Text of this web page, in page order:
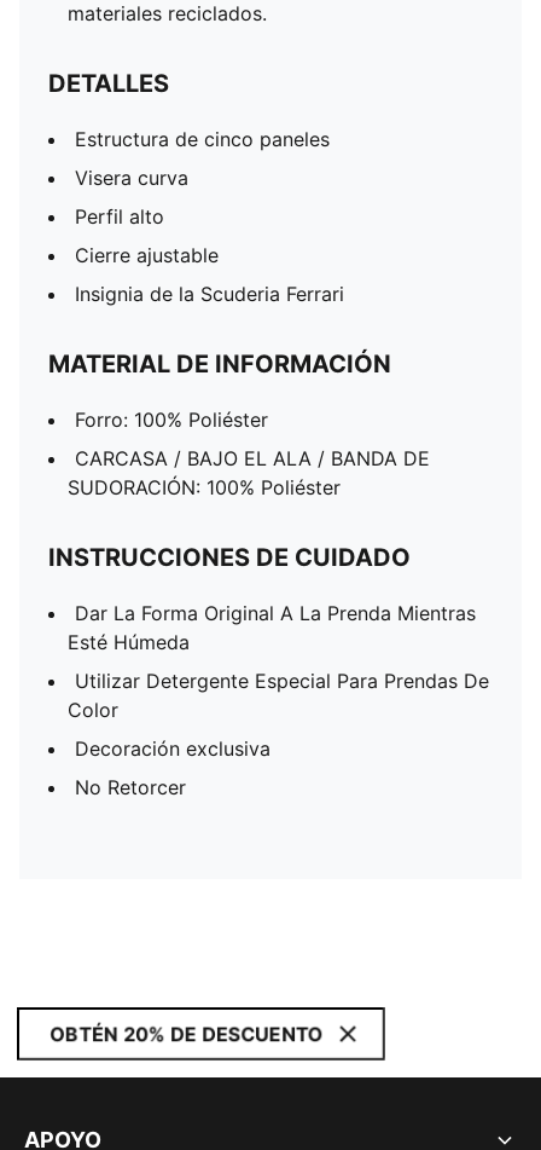
materiales reciclados.
DETALLES
Estructura de cinco paneles
Visera curva
Perfil alto
Cierre ajustable
Insignia de la Scuderia Ferrari
MATERIAL DE INFORMACIÓN
Forro: 100% Poliéster
CARCASA / BAJO EL ALA / BANDA DE
SUDORACIÓN: 100% Poliéster
INSTRUCCIONES DE CUIDADO
Dar La Forma Original A La Prenda Mientras
Esté Húmeda
Utilizar Detergente Especial Para Prendas De
Color
Decoración exclusiva
No Retorcer
OBTÉN 20% DE DESCUENTO
APOYO